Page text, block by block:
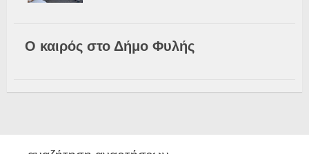
Ο καιρός στο Δήμο Φυλής